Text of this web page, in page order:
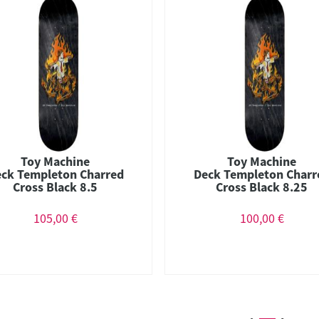
Toy Machine
Templeton Charred
Cross Black 8.5
105,00 €
Toy Machine
Deck Templeton
Cross Black 8.25
100,00 €